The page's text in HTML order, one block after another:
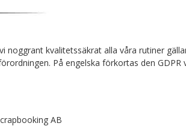
kvalitetssäkrat alla våra rutiner
På engelska förkortas den
AB